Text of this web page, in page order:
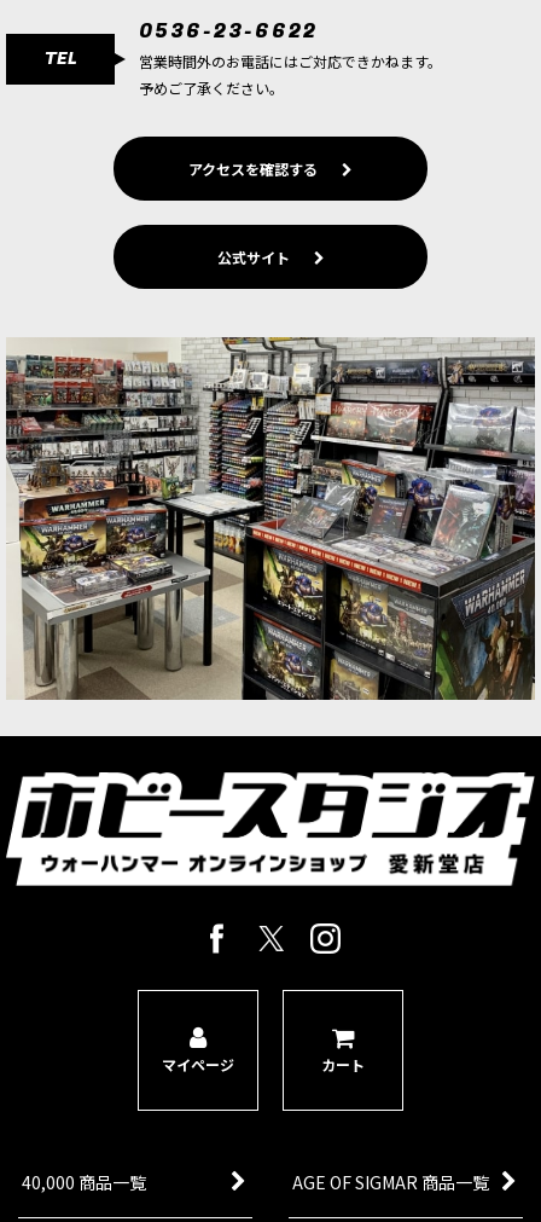
TEL
0536-23-6622
営業時間外のお電話にはご対応できかねます。
予めご了承ください。
アクセスを確認する
公式サイト
マイページ カート
40,000 商品一覧 AGE OF SIGMAR 商品一覧